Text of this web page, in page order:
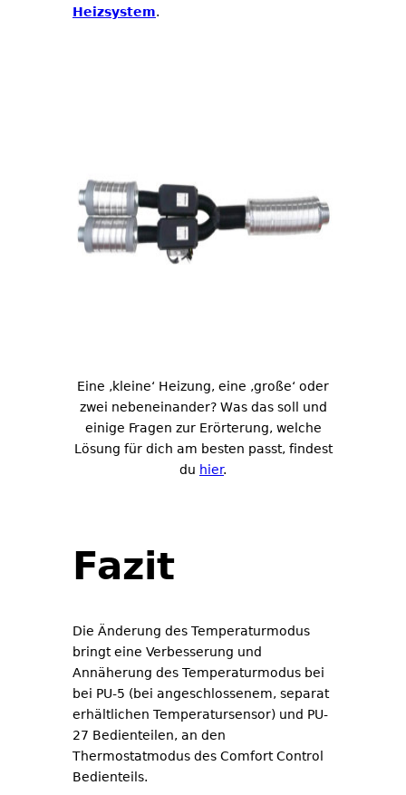
Heizsystem.
Eine ‚kleine‘ Heizung, eine ‚große‘ oder
zwei nebeneinander? Was das soll und
einige Fragen zur Erörterung, welche
Lösung für dich am besten passt, findest
du hier.
Fazit
Die Änderung des Temperaturmodus
bringt eine Verbesserung und
Annäherung des Temperaturmodus bei
bei PU-5 (bei angeschlossenem, separat
erhältlichen Temperatursensor) und PU-
27 Bedienteilen, an den
Thermostatmodus des Comfort Control
Bedienteils.